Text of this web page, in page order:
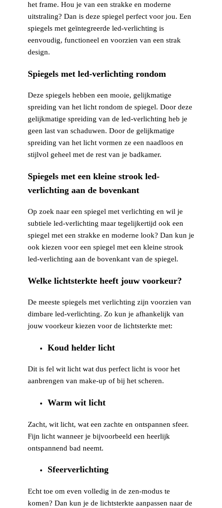
het frame. Hou je van een strakke en moderne
uitstraling? Dan is deze spiegel perfect voor jou. Een
spiegels met geïntegreerde led-verlichting is
eenvoudig, functioneel en voorzien van een strak
design.
Spiegels met led-verlichting rondom
Deze spiegels hebben een mooie, gelijkmatige
spreiding van het licht rondom de spiegel. Door deze
gelijkmatige spreiding van de led-verlichting heb je
geen last van schaduwen. Door de gelijkmatige
spreiding van het licht vormen ze een naadloos en
stijlvol geheel met de rest van je badkamer.
Spiegels met een kleine strook led-
verlichting aan de bovenkant
Op zoek naar een spiegel met verlichting en wil je
subtiele led-verlichting maar tegelijkertijd ook een
spiegel met een strakke en moderne look? Dan kun je
ook kiezen voor een spiegel met een kleine strook
led-verlichting aan de bovenkant van de spiegel.
Welke lichtsterkte heeft jouw voorkeur?
De meeste spiegels met verlichting zijn voorzien van
dimbare led-verlichting. Zo kun je afhankelijk van
jouw voorkeur kiezen voor de lichtsterkte met:
Koud helder licht
Dit is fel wit licht wat dus perfect licht is voor het
aanbrengen van make-up of bij het scheren.
Warm wit licht
Zacht, wit licht, wat een zachte en ontspannen sfeer.
Fijn licht wanneer je bijvoorbeeld een heerlijk
ontspannend bad neemt.
Sfeerverlichting
Echt toe om even volledig in de zen-modus te
komen? Dan kun je de lichtsterkte aanpassen naar de